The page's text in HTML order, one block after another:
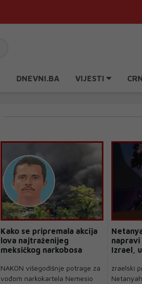
DNEVNI.BA VIJESTI
Kako se pripremala akcija
lova najtraženijeg
meksičkog narkobosa
NAKON višegodišnje potrage za
vođom narkokartela Nemesio
napravi
Izrael,
zraelski